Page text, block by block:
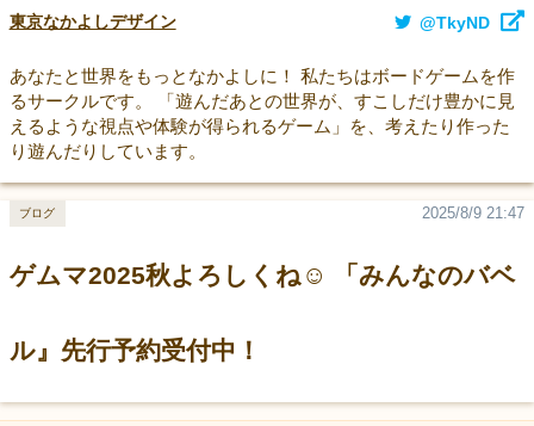
東京なかよしデザイン @TkyND
あなたと世界をもっとなかよしに！ 私たちはボードゲームを作
るサークルです。 「遊んだあとの世界が、すこしだけ豊かに見
えるような視点や体験が得られるゲーム」を、考えたり作った
り遊んだりしています。
ゲムマ2025秋よろしくね☺ 「みんなのバベ
ル』先行予約受付中！
2025/8/9 21:47
ブログ